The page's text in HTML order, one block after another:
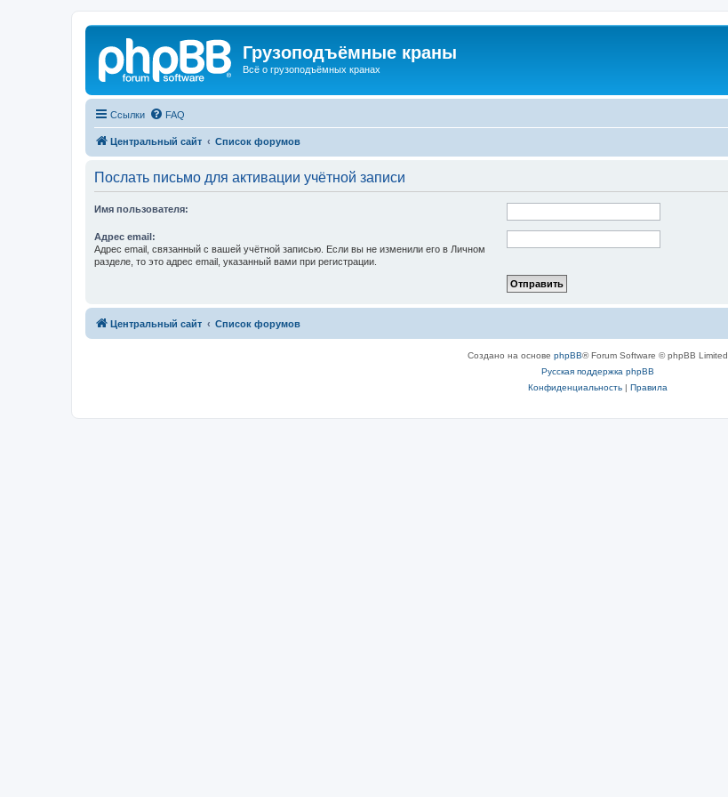
Грузоподъёмные краны
Всё о грузоподъёмных кранах
Ссылки FAQ
Центральный сайт Список форумов
Послать письмо для активации учётной записи
Имя пользователя:
Адрес email:
Адрес email, связанный с вашей учётной записью. Если вы не изменили его в Личном
разделе, то это адрес email, указанный вами при регистрации.
Центральный сайт Список форумов
Создано на основе phpBB® Forum Software © phpBB Limited
Русская поддержка phpBB
Конфиденциальность| Правила